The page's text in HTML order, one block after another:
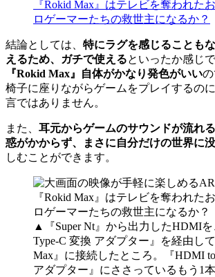
結論としては、 特にラグを感じることも
えるため、ガチで使えるといったか感じ
『Rokid Max』自体がかなり発色がいい
椅子に座りながらゲームをプレイするの
言ではありません。
また、 耳元からゲームのサウンドが流れ
惑がかからず、まさに自分だけの世界に
しむことができます。
▲『Super Nt』から出力したHDMI
Type-C 変換 アダプター』を経由し
Max』に接続したところ。『HDMI
アダプター』にささっているもう1